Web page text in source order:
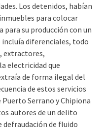
Los detenidos, habían
para colocar
su producción con un
diferenciales, todo
extractores,
electricidad que
de forma ilegal del
de estos servicios
Puerto Serrano y Chipiona
autores de un delito
defraudación de fluido